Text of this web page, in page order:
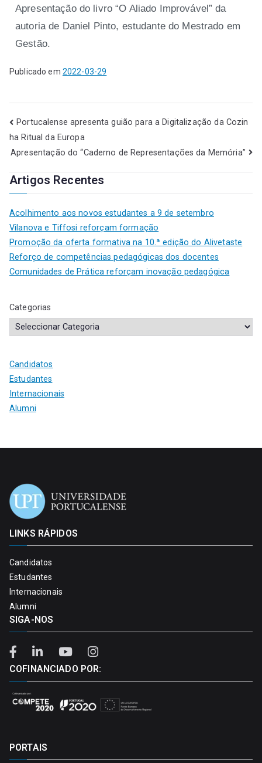
Apresentação do livro “O Aliado Improvável” da
autoria de Daniel Pinto, estudante do Mestrado em
Gestão.
Publicado em 2022-03-29
Portucalense apresenta guião para a Digitalização da Cozin
ha Ritual da Europa
Apresentação do “Caderno de Representações da Memória”
Artigos Recentes
Acolhimento aos novos estudantes a 9 de setembro
Vilanova e Tiffosi reforçam formação
Promoção da oferta formativa na 10.ª edição do Alivetaste
Reforço de competências pedagógicas dos docentes
Comunidades de Prática reforçam inovação pedagógica
Categorias
Candidatos
Estudantes
Internacionais
Alumni
LINKS RÁPIDOS
Candidatos
Estudantes
Internacionais
Alumni
SIGA-NOS
COFINANCIADO POR:
PORTAIS